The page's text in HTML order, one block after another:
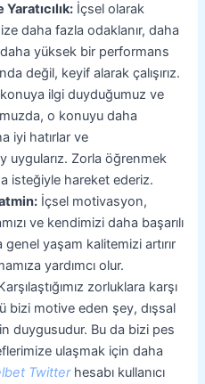
İçsel olarak
daha fazla odaklanır, daha
yüksek bir performans
değil, keyif alarak çalışırız.
ilgi duyduğumuz ve
o konuyu daha
iyi hatırlar ve
uygularız. Zorla öğrenmek
isteğiyle hareket ederiz.
İçsel motivasyon,
ve kendimizi daha başarılı
yaşam kalitemizi artırır
yardımcı olur.
zorluklara karşı
bizi motive eden şey, dışsal
duygusudur. Bu da bizi pes
ulaşmak için daha
Twitterhesabı kullanıcı